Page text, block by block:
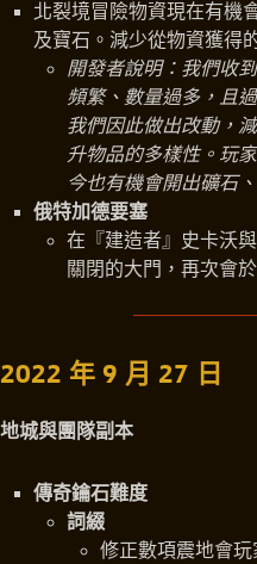
北裂境冒險物資現在有機
及寶石。減少從物資獲得
開發者說明：我們收
頻繁、數量過多，且
我們因此做出改動，
升物品的多樣性。玩
今也有機會開出礦石
俄特加德要塞
在『建造者』史卡沃
關閉的大門，再次會
2022 年 9 月 27 日
地城與團隊副本
傳奇鑰石難度
詞綴
修正數項震地會